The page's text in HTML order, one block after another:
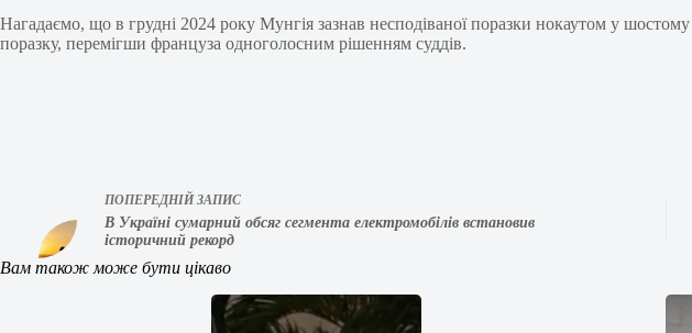
Нагадаємо, що в грудні 2024 року Мунгія зазнав несподіваної поразки нокаутом у
поразку, перемігши француза одноголосним рішенням суддів.
ПОПЕРЕДНІЙЗАПИС
В Україні сумарний обсяг сегмента електромобілів встановив
історичний рекорд
Вам також може бути цікаво